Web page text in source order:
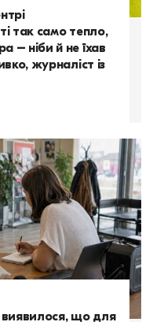
так само тепло,
– ніби й не їхав
журналіст із
що для